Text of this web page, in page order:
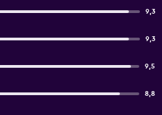
9,3
9,3
9,5
8,8